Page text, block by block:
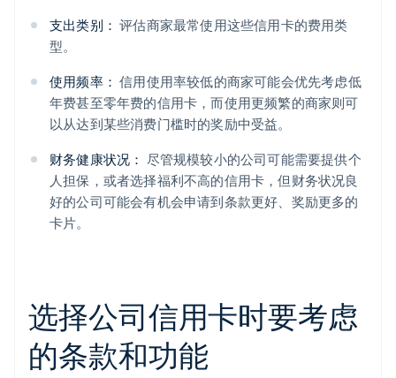
支出类别： 评估商家最常使用这些信用卡的费用类
型。
使用频率： 信用使用率较低的商家可能会优先考虑低
年费甚至零年费的信用卡，而使用更频繁的商家则可
以从达到某些消费门槛时的奖励中受益。
财务健康状况： 尽管规模较小的公司可能需要提供个
人担保，或者选择福利不高的信用卡，但财务状况良
好的公司可能会有机会申请到条款更好、奖励更多的
卡片。
选择公司信用卡时要考虑
的条款和功能